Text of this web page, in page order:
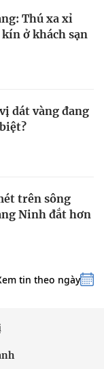
Thú xa xỉ
ở khách sạn
dát vàng đang
trên sông
Ninh đắt hơn
tin theo ngày